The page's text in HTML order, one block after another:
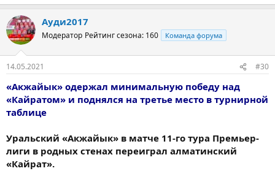
Ауди2017
Модератор Рейтинг сезона: 160 Команда форума
14.05.2021 #30
«Акжайык» одержал минимальную победу над
«Кайратом» и поднялся на третье место в турнирной
таблице
Уральский «Акжайык» в матче 11-го тура Премьер-
лиги в родных стенах переиграл алматинский
«Кайрат».